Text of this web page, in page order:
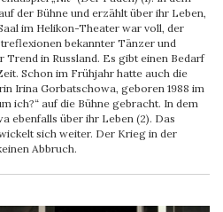
der Bühne und erzählt über ihr Leben,
im Helikon-Theater war voll, der
bekannter Tänzer und
Trend in Russland. Es gibt einen Bedarf
Schon im Frühjahr hatte auch die
Irina Gorbatschowa, geboren 1988 im
ich?“ auf die Bühne gebracht. In dem
ebenfalls über ihr Leben (2). Das
sich weiter. Der Krieg in der
Abbruch.